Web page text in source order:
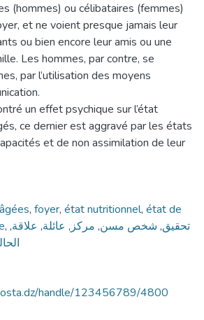
(hommes) ou célibataires (femmes)
et ne voient presque jamais leur
ou bien encore leur amis ou une
Les hommes, par contre, se
par l’utilisation des moyens
un effet psychique sur l’état
ce dernier est aggravé par les états
et de non assimilation de leur
, foyer, état nutritionnel, état de
, تحقيق, شخص مسن, مركز , عائلة, علاقة,
handle/123456789/4800